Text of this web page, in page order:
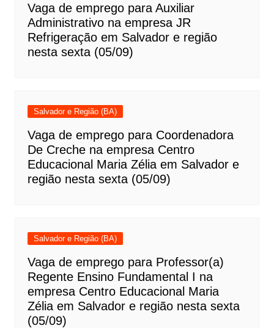
Vaga de emprego para Auxiliar
Administrativo na empresa JR
Refrigeração em Salvador e região
nesta sexta (05/09)
Salvador e Região (BA)
Vaga de emprego para Coordenadora
De Creche na empresa Centro
Educacional Maria Zélia em Salvador e
região nesta sexta (05/09)
Salvador e Região (BA)
Vaga de emprego para Professor(a)
Regente Ensino Fundamental I na
empresa Centro Educacional Maria
Zélia em Salvador e região nesta sexta
(05/09)